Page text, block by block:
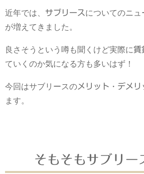
近年では、 サブリース についてのニ
が増えてきました。
良さそうという噂も聞くけど実際に賃
ていくのか気になる方も多いはず！
今回はサブリースのメリット ・ デメリ
ます。
そもそもサブリー